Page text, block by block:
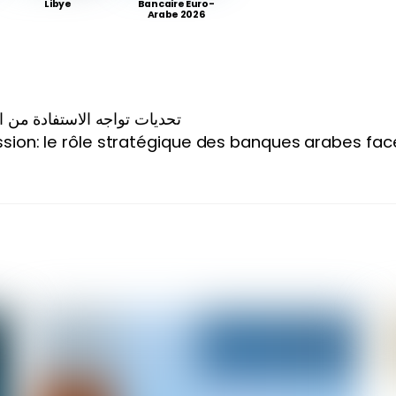
Libye
Bancaire Euro-
Arabe 2026
6 تحديات تواجه الاستفادة من
le rôle stratégique des banques arabes